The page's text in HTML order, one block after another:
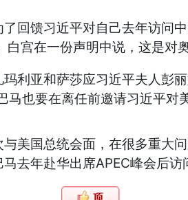
馈习近平对自己去年访问
宫在一份声明中说，这是对
亚和萨莎应习近平夫人彭
也要在离任前邀请习近平对
国总统会面，在很多重大
去年赴华出席APEC峰会后访